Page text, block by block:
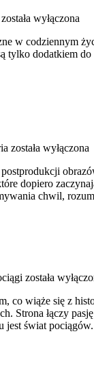
została wyłączona
w codziennym
dodatkiem
została wyłączona
dopiero
chwil,
została
wiąże się z
Strona łączy
jest świat